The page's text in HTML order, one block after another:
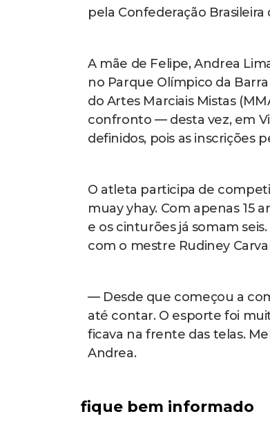
pela Confederação
A mãe de Felipe, Andrea
no Parque Olímpico da
do Artes Marciais Mistas
confronto — desta vez, em
definidos, pois as inscrições
O atleta participa de
muay yhay. Com apenas 15
e os cinturões já somam
com o mestre Rudiney
— Desde que começou a
até contar. O esporte foi
ficava na frente das telas.
Andrea.
fique bem informado